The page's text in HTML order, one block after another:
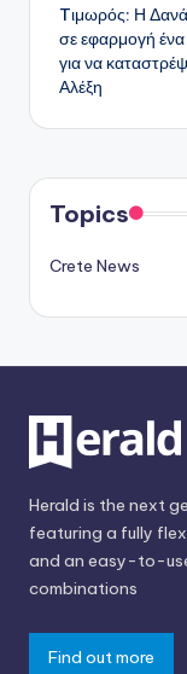
Tιμωρός: Η
σε εφαρμογή ένα
για να
Αλέξη
Topics
Crete News
Herald is the next
featuring a fully
and an easy-to-
combinations
Find out more